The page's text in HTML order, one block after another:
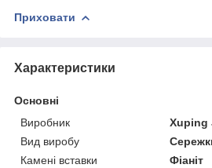
Приховати
Характеристики
Основні
Виробник
Xuping
Вид виробу
Камені вставки
Фіаніт